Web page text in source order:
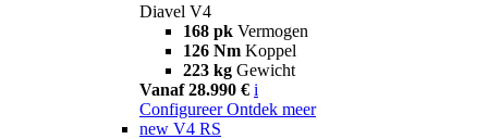
Diavel V4
168 pk Vermogen
126 Nm Koppel
223 kg Gewicht
Vanaf 28.990 € i
Configureer Ontdek meer
new V4 RS